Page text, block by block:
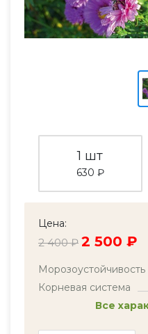
1 шт
630 ₽
Цена:
2 400 ₽ 2 500 ₽
Морозоустойчивость
Корневая система
Все